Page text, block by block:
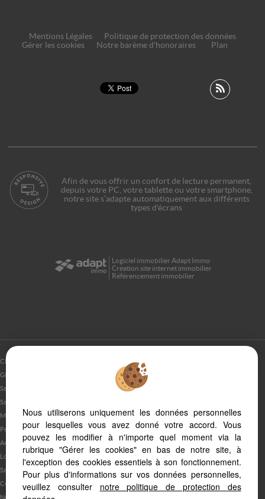
Mentions Légales
Politique de protection des données
Gérer les cookies
Notre barème d'honoraires Plan
Afin de vous offrir un confort de lecture permanent,
depuis votre PC, votre tablette ou votre smartphone,
notre site s’adapte automatiquement aux différents
types d'écrans
Logiciel immobilier Adapt Immo
Création site internet immobilier
Référencement immobilier
Clermont L'herault (34800)
Gignac (34150)
Saint Andre De Sangonis (34725)
Saint Felix De Lodez (34725)
Montpeyroux (34150)
Peret (34800)
Aniane (34150)
Lodeve (34700)
Saint Bauzille De La Sylve (34230)
Ceyras (34800)
Nebian (34800)
Nous utiliserons uniquement les données personnelles
pour lesquelles vous avez donné votre accord. Vous
pouvez les modifier à n'importe quel moment via la
rubrique "Gérer les cookies" en bas de notre site, à
l'exception des cookies essentiels à son fonctionnement.
Pour plus d'informations sur vos données personnelles,
veuillez consulter notre politique de protection des